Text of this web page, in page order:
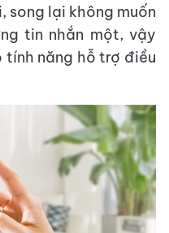
song lại không muốn
tin nhắn một, vậy
năng hỗ trợ điều